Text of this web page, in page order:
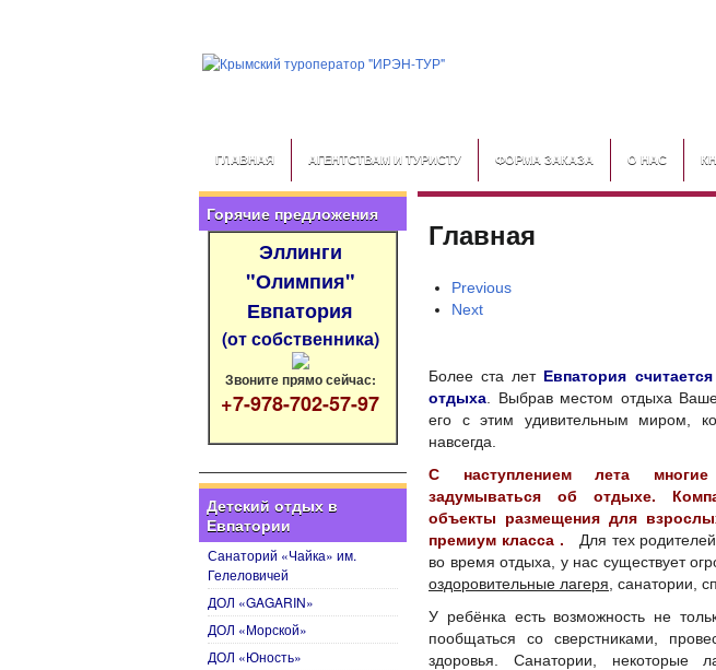
ГЛАВНАЯ АГЕНТСТВАМ И ТУРИСТУ ФОРМА ЗАКАЗА О НАС
Горячие предложения
Эллинги
"Олимпия"
Евпатория
(от собственника)
Звоните прямо сейчас:
+7-978-702-57-97
Детский отдых в
Евпатории
Санаторий «Чайка» им.
Гелеловичей
ДОЛ «GAGARIN»
ДОЛ «Морской»
ДОЛ «Юность»
Главная
Previous
Next
Более ста лет Евпатория
отдыха . Выбрав местом отдыха
его с этим удивительным миром,
навсегда.
С наступлением лета многие
задумываться об отдыхе.
объекты размещения для
премиум класса .
Для тех
во время отдыха, у нас существует
оздоровительные лагеря , санатории,
У ребёнка есть возможность не
пообщаться со сверстниками,
здоровья. Санатории,